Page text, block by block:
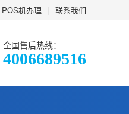
POS机办理 联系我们
全国售后热线：
4006689516